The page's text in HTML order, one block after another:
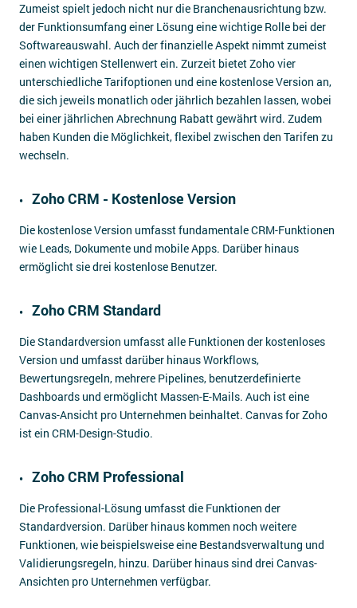
Zumeist spielt jedoch nicht nur die Branchenausrichtung bzw.
der Funktionsumfang einer Lösung eine wichtige Rolle bei der
Softwareauswahl. Auch der finanzielle Aspekt nimmt zumeist
einen wichtigen Stellenwert ein. Zurzeit bietet Zoho vier
unterschiedliche Tarifoptionen und eine kostenlose Version an,
die sich jeweils monatlich oder jährlich bezahlen lassen, wobei
bei einer jährlichen Abrechnung Rabatt gewährt wird. Zudem
haben Kunden die Möglichkeit, flexibel zwischen den Tarifen zu
wechseln.
Zoho CRM - Kostenlose Version
Die kostenlose Version umfasst fundamentale CRM-Funktionen
wie Leads, Dokumente und mobile Apps. Darüber hinaus
ermöglicht sie drei kostenlose Benutzer.
Zoho CRM Standard
Die Standardversion umfasst alle Funktionen der kostenloses
Version und umfasst darüber hinaus Workflows,
Bewertungsregeln, mehrere Pipelines, benutzerdefinierte
Dashboards und ermöglicht Massen-E-Mails. Auch ist eine
Canvas-Ansicht pro Unternehmen beinhaltet. Canvas for Zoho
ist ein CRM-Design-Studio.
Zoho CRM Professional
Die Professional-Lösung umfasst die Funktionen der
Standardversion. Darüber hinaus kommen noch weitere
Funktionen, wie beispielsweise eine Bestandsverwaltung und
Validierungsregeln, hinzu. Darüber hinaus sind drei Canvas-
Ansichten pro Unternehmen verfügbar.